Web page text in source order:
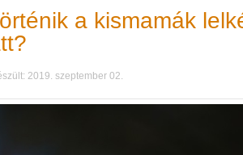
a kismamák
2019. szeptember 02.